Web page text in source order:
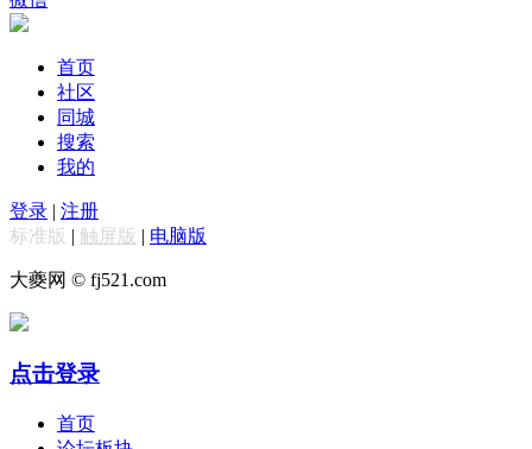
首页
社区
同城
搜索
我的
登录 | 注册
标准版 | 触屏版 | 电脑版
大夔网 © fj521.com
点击登录
首页